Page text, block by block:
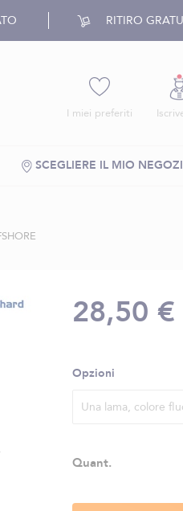
RITIRO
I miei preferiti
SCEGLIERE IL MIO
28,50 €
Opzioni
Una lama, colore
Quant.